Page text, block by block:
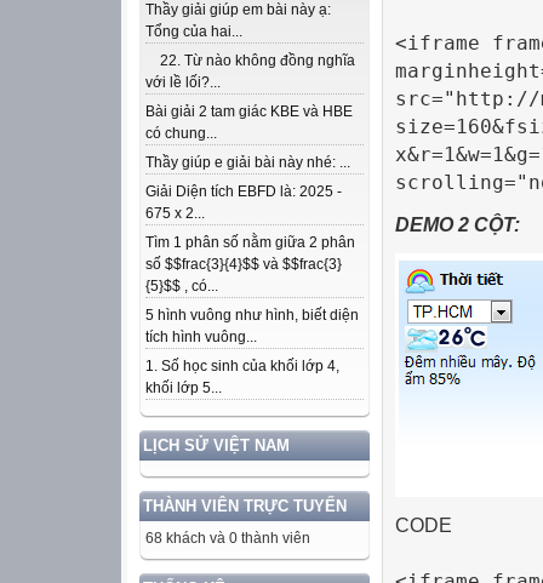
Thầy giải giúp em bài này ạ:
Tổng của hai...
22. Từ nào không đồng nghĩa
với lề lối?...
Bài giải 2 tam giác KBE và HBE
có chung...
Thầy giúp e giải bài này nhé: ...
Giải Diện tích EBFD là: 2025 -
675 x 2...
Tìm 1 phân số nằm giữa 2 phân
số $$frac{3}{4}$$ và $$frac{3}
{5}$$ , có...
5 hình vuông như hình, biết diện
tích hình vuông...
1. Số học sinh của khối lớp 4,
khối lớp 5...
LỊCH SỬ VIỆT NAM
THÀNH VIÊN TRỰC TUYẾN
68 khách và 0 thành viên
<iframe
src="http://
DEMO 2 CỘT:
CODE